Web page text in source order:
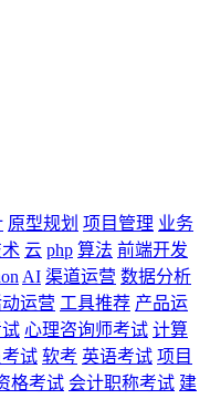
原型规划 项目管理 业务
云 php 算法 前端开发
AI 渠道运营 数据分析
运营 工具推荐 产品运
心理咨询师考试 计算
试 软考 英语考试 项目
格考试 会计职称考试 建